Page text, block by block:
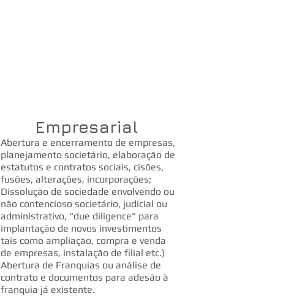
Empresarial
Abertura e encerramento de empresas,
planejamento societário, elaboração de
estatutos e contratos sociais, cisões,
fusões, alterações, incorporações;
Dissolução de sociedade envolvendo ou
não contencioso societário, judicial ou
administrativo, "due diligence" para
implantação de novos investimentos
tais como ampliação, compra e venda
de empresas, instalação de filial etc.)
Abertura de Franquias ou análise de
contrato e documentos para adesão à
franquia já existente.